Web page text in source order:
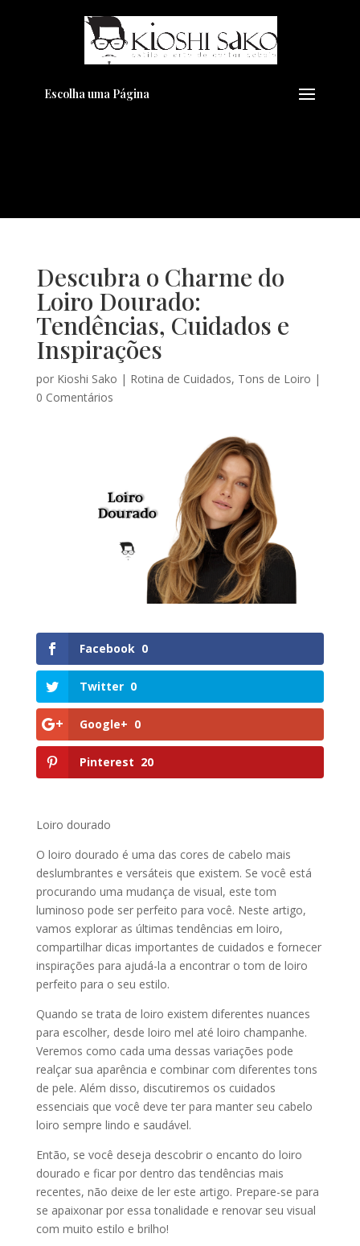
Escolha uma Página
Descubra o Charme do
Loiro Dourado:
Tendências, Cuidados e
Inspirações
por Kioshi Sako | Rotina de Cuidados, Tons de Loiro |
0 Comentários
Facebook 0
Twitter 0
Google+ 0
Pinterest 20
Loiro dourado
O loiro dourado é uma das cores de cabelo mais
deslumbrantes e versáteis que existem. Se você está
procurando uma mudança de visual, este tom
luminoso pode ser perfeito para você. Neste artigo,
vamos explorar as últimas tendências em loiro,
compartilhar dicas importantes de cuidados e fornecer
inspirações para ajudá-la a encontrar o tom de loiro
perfeito para o seu estilo.
Quando se trata de loiro existem diferentes nuances
para escolher, desde loiro mel até loiro champanhe.
Veremos como cada uma dessas variações pode
realçar sua aparência e combinar com diferentes tons
de pele. Além disso, discutiremos os cuidados
essenciais que você deve ter para manter seu cabelo
loiro sempre lindo e saudável.
Então, se você deseja descobrir o encanto do loiro
dourado e ficar por dentro das tendências mais
recentes, não deixe de ler este artigo. Prepare-se para
se apaixonar por essa tonalidade e renovar seu visual
com muito estilo e brilho!
Pensando em transformar seu
Visual??